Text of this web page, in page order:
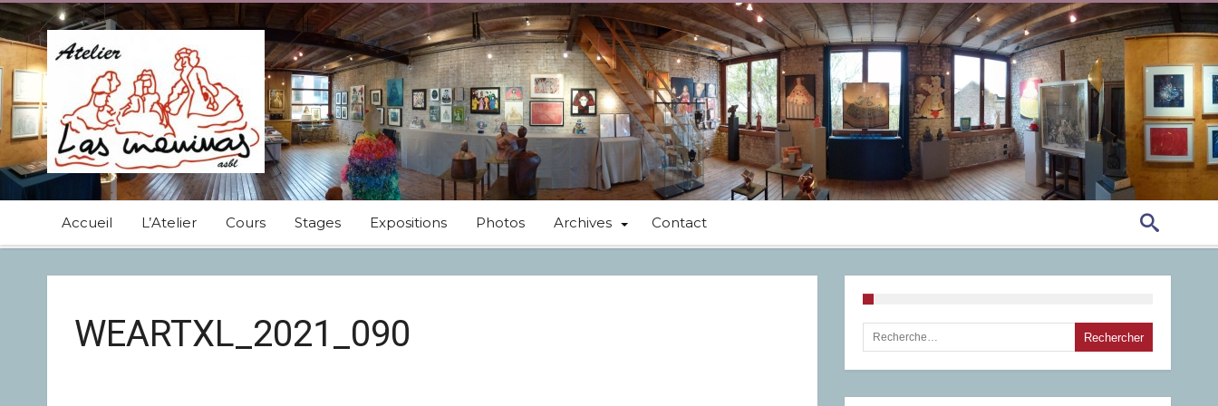
Accueil L’Atelier Cours Stages Expositions Photos Archives Contact
WEARTXL_2021_090 Rechercher :